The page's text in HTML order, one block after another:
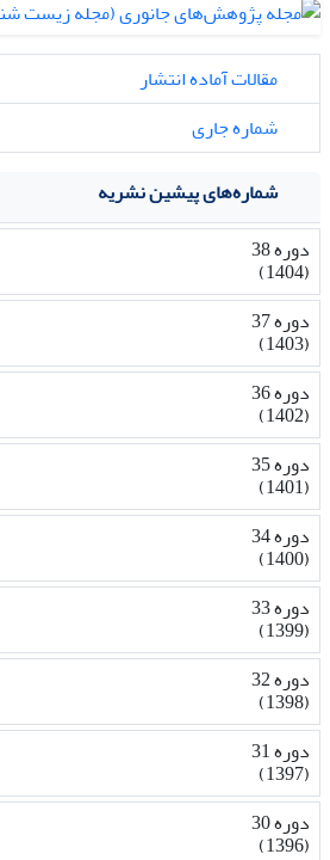
مقالات آماده انتشار
شماره جاری
شماره‌های پیشین نشریه
دوره 38
(1404)
دوره 37
(1403)
دوره 36
(1402)
دوره 35
(1401)
دوره 34
(1400)
دوره 33
(1399)
دوره 32
(1398)
دوره 31
(1397)
دوره 30
(1396)